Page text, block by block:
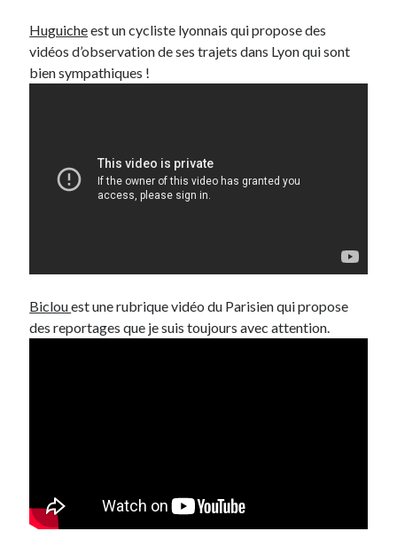
Huguicheest un cycliste lyonnais qui propose des
vidéos d’observation de ses trajets dans Lyon qui sont
bien sympathiques !
Biclouest une rubrique vidéo du Parisien qui propose
des reportages que je suis toujours avec attention.